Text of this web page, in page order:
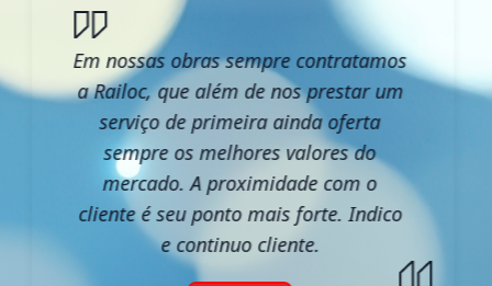
Em nossas obras sempre contratamos
a Railoc, que além de nos prestar um
serviço de primeira ainda oferta
sempre os melhores valores do
mercado. A proximidade com o
cliente é seu ponto mais forte. Indico
e continuo cliente.